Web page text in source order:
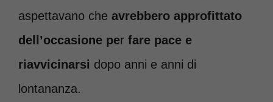
aspettavano che avrebbero approfittato
dell’occasione per fare pace e
riavvicinarsi dopo anni e anni di
lontananza.